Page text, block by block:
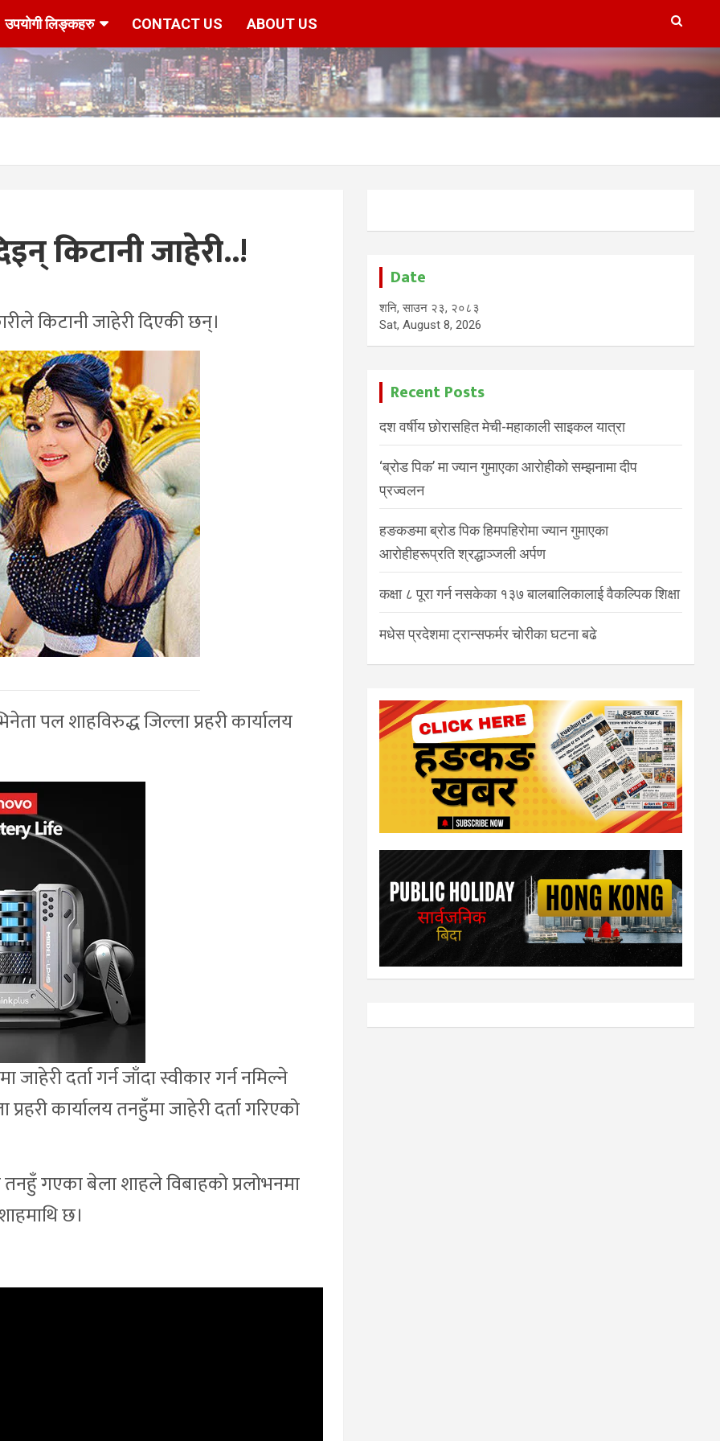
उपयोगी लिङ्कहरु CONTACT US ABOUT US
किटानी जाहेरी..!
किटानी जाहेरी दिएकी छन्।
पल शाहविरुद्ध जिल्ला प्रहरी कार्यालय
दर्ता गर्न जाँदा स्वीकार गर्न नमिल्ने
कार्यालय तनहुँमा जाहेरी दर्ता गरिएको
गएका बेला शाहले विबाहको प्रलोभनमा
छ।
Date
शनि, साउन २३, २०८३
Sat, August 8, 2026
Recent Posts
दश वर्षीय छोरासहित मेची-महाकाली साइकल यात्रा
‘ब्रोड पिक’ मा ज्यान गुमाएका आरोहीको सम्झनामा दीप
प्रज्वलन
हङकङमा ब्रोड पिक हिमपहिरोमा ज्यान गुमाएका
आरोहीहरूप्रति श्रद्धाञ्जली अर्पण
कक्षा ८ पूरा गर्न नसकेका १३७ बालबालिकालाई वैकल्पिक शिक्षा
मधेस प्रदेशमा ट्रान्सफर्मर चोरीका घटना बढे